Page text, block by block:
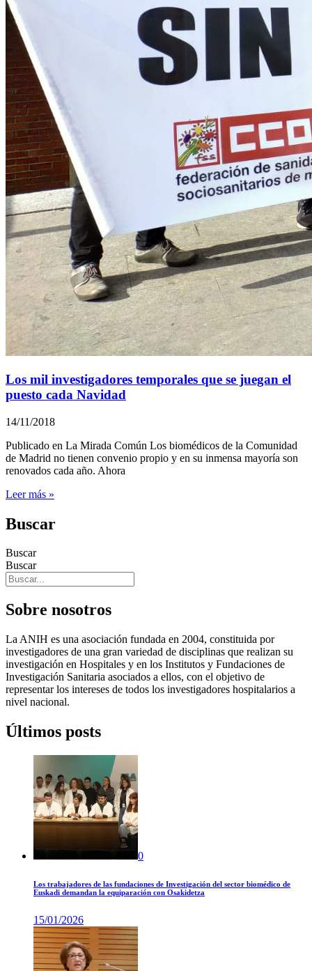
Los mil investigadores temporales que se juegan el
puesto cada Navidad
14/11/2018
Publicado en La Mirada Común Los biomédicos de la Comunidad
de Madrid no tienen convenio propio y en su inmensa mayoría son
renovados cada año. Ahora
Leer más »
Buscar
Buscar
Buscar
Sobre nosotros
La ANIH es una asociación fundada en 2004, constituida por
investigadores de una gran variedad de disciplinas que realizan su
investigación en Hospitales y en los Institutos y Fundaciones de
Investigación Sanitaria asociados a ellos, con el objetivo de
representar los intereses de todos los investigadores hospitalarios a
nivel nacional.
Últimos posts
0
Los trabajadores de las fundaciones de Investigación del sector biomédico de
Euskadi demandan la equiparación con Osakidetza
15/01/2026